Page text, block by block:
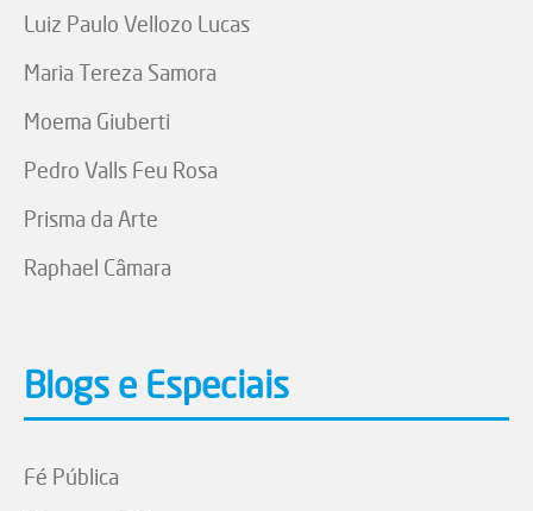
Luiz Paulo Vellozo Lucas
Maria Tereza Samora
Moema Giuberti
Pedro Valls Feu Rosa
Prisma da Arte
Raphael Câmara
Blogs e Especiais
Fé Pública